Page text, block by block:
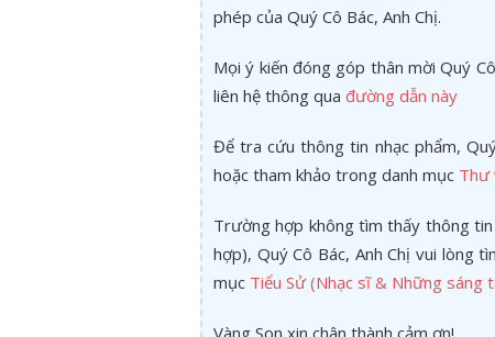
phép của Quý Cô Bác, Anh Chị.
Mọi ý kiến đóng góp thân mời Quý
liên hệ thông qua đường dẫn này
Để tra cứu thông tin nhạc phẩm,
hoặc tham khảo trong danh mục Thư
Trường hợp không tìm thấy thông
hợp), Quý Cô Bác, Anh Chị vui lòng
mục Tiểu Sử (Nhạc sĩ & Những sáng
Vàng Son xin chân thành cảm ơn!